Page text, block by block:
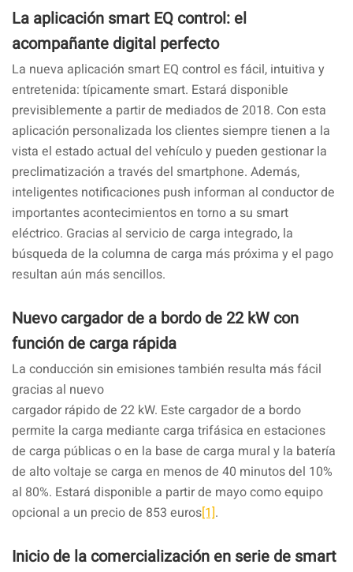
La aplicación smart EQ control: el
acompañante digital perfecto
La nueva aplicación smart EQ control es fácil, intuitiva y
entretenida: típicamente smart. Estará disponible
previsiblemente a partir de mediados de 2018. Con esta
aplicación personalizada los clientes siempre tienen a la
vista el estado actual del vehículo y pueden gestionar la
preclimatización a través del smartphone. Además,
inteligentes notificaciones push informan al conductor de
importantes acontecimientos en torno a su smart
eléctrico. Gracias al servicio de carga integrado, la
búsqueda de la columna de carga más próxima y el pago
resultan aún más sencillos.
Nuevo cargador de a bordo de 22 kW con
función de carga rápida
La conducción sin emisiones también resulta más fácil
gracias al nuevo
cargador rápido de 22 kW. Este cargador de a bordo
permite la carga mediante carga trifásica en estaciones
de carga públicas o en la base de carga mural y la batería
de alto voltaje se carga en menos de 40 minutos del 10%
al 80%. Estará disponible a partir de mayo como equipo
opcional a un precio de 853 euros[1].
Inicio de la comercialización en serie de smart